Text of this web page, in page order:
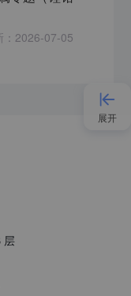
2026-07-05
层
展开